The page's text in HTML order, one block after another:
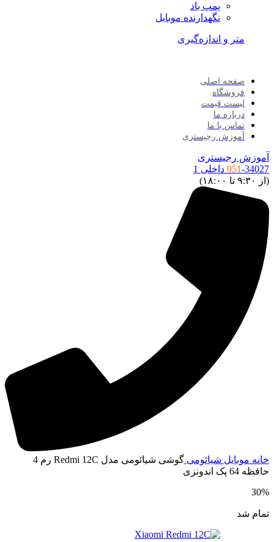
پمپ باد
نگهدارنده موبایل
متر و اندازه‌گیری
صفحه اصلی
فروشگاه
لیست قیمت
درباره ما
تماس با ما
آموزش رجیستری
رجیستری
051داخلی 1
تا ۱۸:۰۰)
موبایل شیائومی
گوشی شیائومی مدل Redmi 12C رم 4
64 پک اندونزی
شد